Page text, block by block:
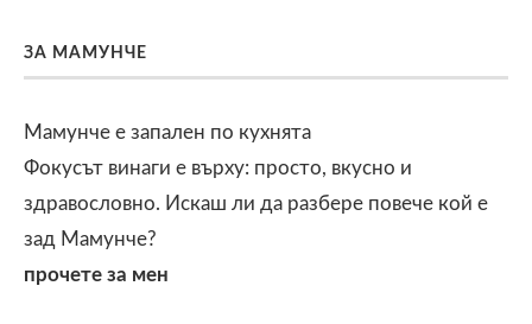
ЗА МАМУНЧЕ
Мамунче е запален по кухнята
Фокусът винаги е върху: просто, вкусно и
здравословно. Искаш ли да разбере повече кой е
зад Мамунче?
прочете за мен